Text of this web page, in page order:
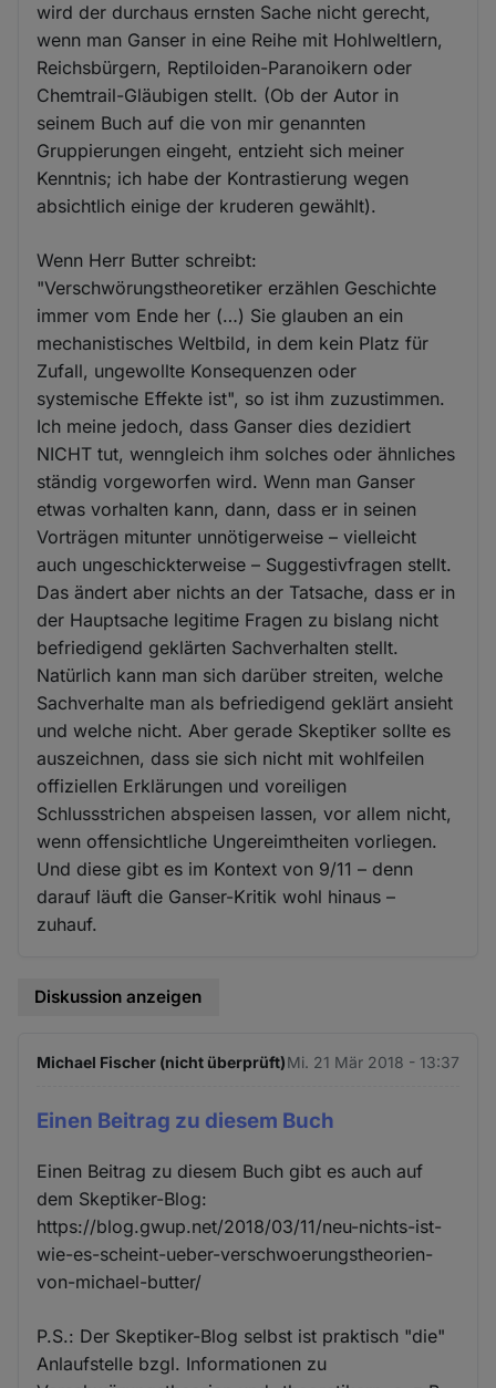
wird der durchaus ernsten Sache nicht gerecht,
wenn man Ganser in eine Reihe mit Hohlweltlern,
Reichsbürgern, Reptiloiden-Paranoikern oder
Chemtrail-Gläubigen stellt. (Ob der Autor in
seinem Buch auf die von mir genannten
Gruppierungen eingeht, entzieht sich meiner
Kenntnis; ich habe der Kontrastierung wegen
absichtlich einige der kruderen gewählt).
Wenn Herr Butter schreibt:
"Verschwörungstheoretiker erzählen Geschichte
immer vom Ende her (…) Sie glauben an ein
mechanistisches Weltbild, in dem kein Platz für
Zufall, ungewollte Konsequenzen oder
systemische Effekte ist", so ist ihm zuzustimmen.
Ich meine jedoch, dass Ganser dies dezidiert
NICHT tut, wenngleich ihm solches oder ähnliches
ständig vorgeworfen wird. Wenn man Ganser
etwas vorhalten kann, dann, dass er in seinen
Vorträgen mitunter unnötigerweise – vielleicht
auch ungeschickterweise – Suggestivfragen stellt.
Das ändert aber nichts an der Tatsache, dass er in
der Hauptsache legitime Fragen zu bislang nicht
befriedigend geklärten Sachverhalten stellt.
Natürlich kann man sich darüber streiten, welche
Sachverhalte man als befriedigend geklärt ansieht
und welche nicht. Aber gerade Skeptiker sollte es
auszeichnen, dass sie sich nicht mit wohlfeilen
offiziellen Erklärungen und voreiligen
Schlussstrichen abspeisen lassen, vor allem nicht,
wenn offensichtliche Ungereimtheiten vorliegen.
Und diese gibt es im Kontext von 9/11 – denn
darauf läuft die Ganser-Kritik wohl hinaus –
zuhauf.
Diskussion anzeigen
Michael Fischer (nicht überprüft)Mi. 21 Mär 2018 - 13:37
Einen Beitrag zu diesem Buch
Einen Beitrag zu diesem Buch gibt es auch auf
dem Skeptiker-Blog:
https://blog.gwup.net/2018/03/11/neu-nichts-ist-
wie-es-scheint-ueber-verschwoerungstheorien-
von-michael-butter/
P.S.: Der Skeptiker-Blog selbst ist praktisch "die"
Anlaufstelle bzgl. Informationen zu